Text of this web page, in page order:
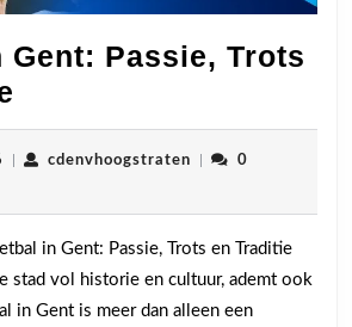
Gent: Passie, Trots
in
Gent:
Trots
en
Traditie
cdenvhoogstratencdenvhoogstraten
0
in Gent: Passie, Trots en Traditie
stad vol historie en cultuur, ademt ook
in Gent is meer dan alleen een